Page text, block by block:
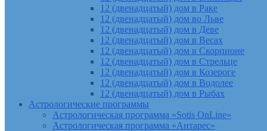
12 (двенадцатый) дом в Раке
12 (двенадцатый) дом во Льве
12 (двенадцатый) дом в Деве
12 (двенадцатый) дом в Весах
12 (двенадцатый) дом в Скорпионе
12 (двенадцатый) дом в Стрельце
12 (двенадцатый) дом в Козероге
12 (двенадцатый) дом в Водолее
12 (двенадцатый) дом в Рыбах
Астрологические программы
Астрологическая программа «Sotis OnLine»
Астрологическая программа «Антарес»